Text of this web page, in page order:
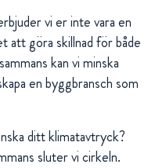
vi er inte vara en
att göra skillnad för både
kan vi minska
en byggbransch som
ditt klimatavtryck?
sluter vi cirkeln.